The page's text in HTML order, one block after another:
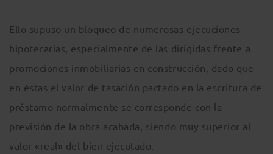
Ello supuso un bloqueo de numerosas ejecuciones
hipotecarias, especialmente de las dirigidas frente a
promociones inmobiliarias en construcción, dado que
en éstas el valor de tasación pactado en la escritura de
préstamo normalmente se corresponde con la
previsión de la obra acabada, siendo muy superior al
valor «real» del bien ejecutado.